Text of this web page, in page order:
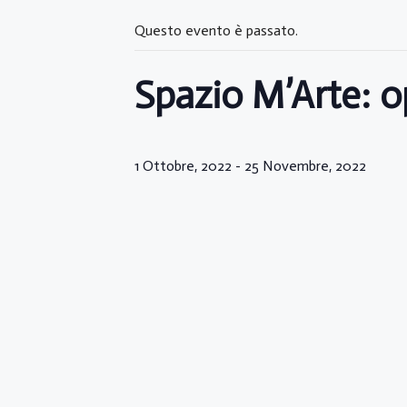
Questo evento è passato.
Spazio M’Arte:
1 Ottobre, 2022 - 25 Novembre, 2022